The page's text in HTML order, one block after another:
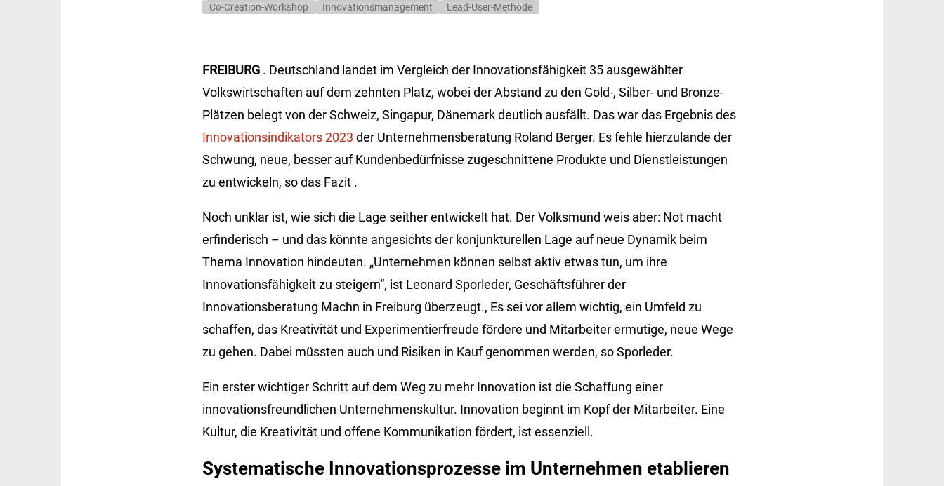
Co-Creation-Workshop Innovationsmanagement Lead-User-Methode
FREIBURG . Deutschland landet im Vergleich der Innovationsfähigkeit 35 ausgewählter
Volkswirtschaften auf dem zehnten Platz, wobei der Abstand zu den Gold-, Silber- und Bronze-
Plätzen belegt von der Schweiz, Singapur, Dänemark deutlich ausfällt. Das war das Ergebnis des
Innovationsindikators 2023 der Unternehmensberatung Roland Berger. Es fehle hierzulande der
Schwung, neue, besser auf Kundenbedürfnisse zugeschnittene Produkte und Dienstleistungen
zu entwickeln, so das Fazit .
Noch unklar ist, wie sich die Lage seither entwickelt hat. Der Volksmund weis aber: Not macht
erfinderisch – und das könnte angesichts der konjunkturellen Lage auf neue Dynamik beim
Thema Innovation hindeuten. „Unternehmen können selbst aktiv etwas tun, um ihre
Innovationsfähigkeit zu steigern“, ist Leonard Sporleder, Geschäftsführer der
Innovationsberatung Machn in Freiburg überzeugt., Es sei vor allem wichtig, ein Umfeld zu
schaffen, das Kreativität und Experimentierfreude fördere und Mitarbeiter ermutige, neue Wege
zu gehen. Dabei müssten auch und Risiken in Kauf genommen werden, so Sporleder.
Ein erster wichtiger Schritt auf dem Weg zu mehr Innovation ist die Schaffung einer
innovationsfreundlichen Unternehmenskultur. Innovation beginnt im Kopf der Mitarbeiter. Eine
Kultur, die Kreativität und offene Kommunikation fördert, ist essenziell.
Systematische Innovationsprozesse im Unternehmen etablieren